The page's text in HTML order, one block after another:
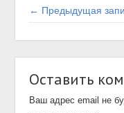
← Предыдущая
Оставить
Ваш адрес email не